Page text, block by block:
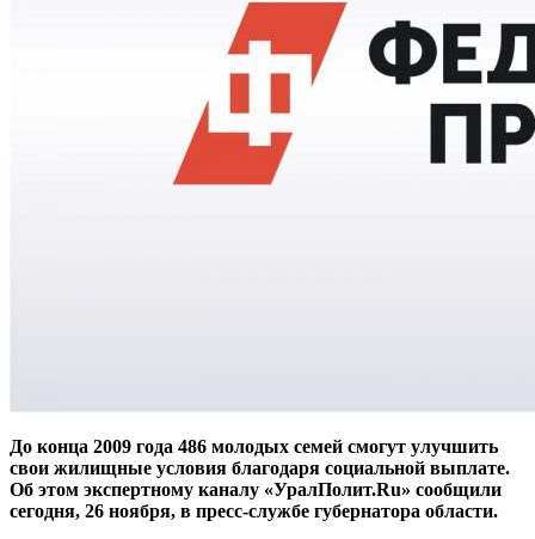
До конца 2009 года 486 молодых семей смогут улучшить
свои жилищные условия благодаря социальной выплате.
Об этом экспертному каналу «УралПолит.Ru» сообщили
сегодня, 26 ноября, в пресс-службе губернатора области.